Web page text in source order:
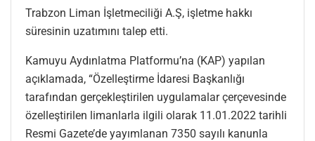
Trabzon Liman İşletmeciliği A.Ş, işletme hakkı
süresinin uzatımını talep etti.
Kamuyu Aydınlatma Platformu’na (KAP) yapılan
açıklamada, “Özelleştirme İdaresi Başkanlığı
tarafından gerçekleştirilen uygulamalar çerçevesinde
özelleştirilen limanlarla ilgili olarak 11.01.2022 tarihli
Resmi Gazete’de yayımlanan 7350 sayılı kanunla